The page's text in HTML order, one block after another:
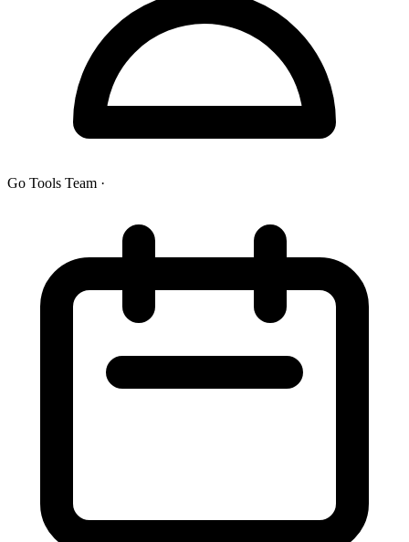
Go Tools Team ·